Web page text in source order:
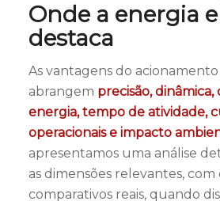
Onde a energia
destaca
As vantagens do
abrangem precisão,
energia, tempo de atividade,
operacionais e impacto
apresentamos uma análise
as dimensões relevantes, com
comparativos reais, quando